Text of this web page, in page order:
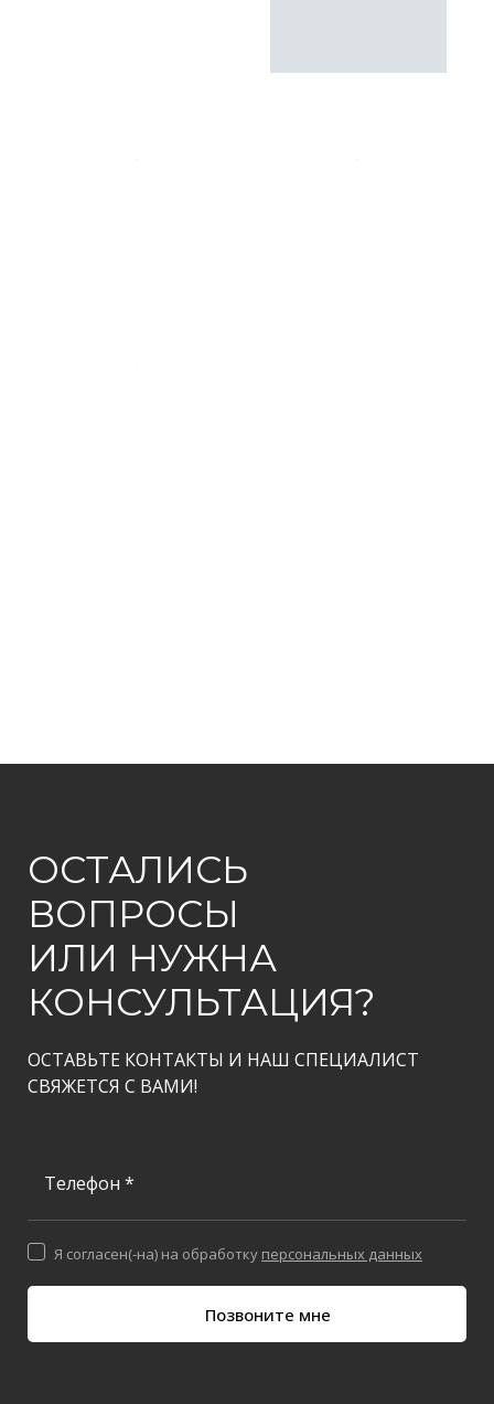
ОСТАЛИСЬ
ВОПРОСЫ
ИЛИ НУЖНА
КОНСУЛЬТАЦИЯ?
ОСТАВЬТЕ КОНТАКТЫ И НАШ СПЕЦИАЛИСТ
СВЯЖЕТСЯ С ВАМИ!
Телефон *
Позвоните мне
Я согласен(-на) на обработку персональных данных